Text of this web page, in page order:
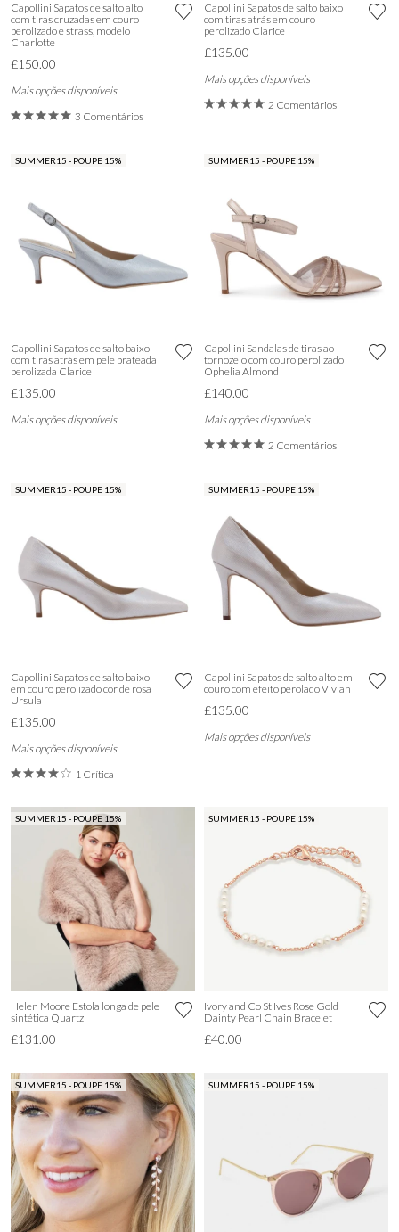
Capollini Sapatos de salto alto
com tiras cruzadas em couro
perolizado e strass, modelo
Charlotte
£150.00
Mais opções disponíveis
3 Comentários
Capollini Sapatos de salto baixo
com tiras atrás em couro
perolizado Clarice
£135.00
Mais opções disponíveis
2 Comentários
SUMMER15 - POUPE 15%
Capollini Sapatos de salto baixo
com tiras atrás em pele prateada
perolizada Clarice
£135.00
Mais opções disponíveis
SUMMER15 - POUPE 15%
Capollini Sandalas de tiras ao
tornozelo com couro perolizado
Ophelia Almond
£140.00
Mais opções disponíveis
2 Comentários
SUMMER15 - POUPE 15%
Capollini Sapatos de salto baixo
em couro perolizado cor de rosa
Ursula
£135.00
Mais opções disponíveis
1 Crítica
SUMMER15 - POUPE 15%
Capollini Sapatos de salto alto em
couro com efeito perolado Vivian
£135.00
Mais opções disponíveis
SUMMER15 - POUPE 15%
Helen Moore Estola longa de pele
sintética Quartz
£131.00
SUMMER15 - POUPE 15%
Ivory and Co St Ives Rose Gold
Dainty Pearl Chain Bracelet
£40.00
SUMMER15 - POUPE 15% SUMMER15 - POUPE 15%